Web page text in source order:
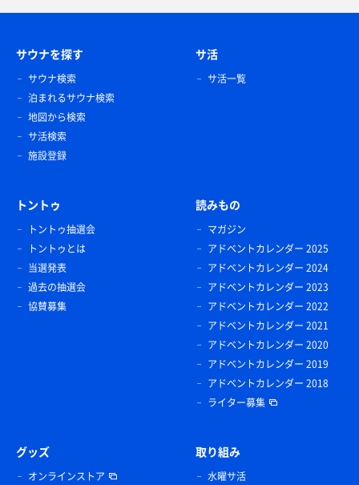
サウナを探す
サウナ検索
泊まれるサウナ検索
地図から検索
サ活検索
施設登録
サ活
サ活一覧
トントゥ
トントゥ抽選会
トントゥとは
当選発表
過去の抽選会
協賛募集
読みもの
マガジン
アドベントカレンダー 2025
アドベントカレンダー 2024
アドベントカレンダー 2023
アドベントカレンダー 2022
アドベントカレンダー 2021
アドベントカレンダー 2020
アドベントカレンダー 2019
アドベントカレンダー 2018
ライター募集
グッズ
オンラインストア
取り組み
水曜サ活